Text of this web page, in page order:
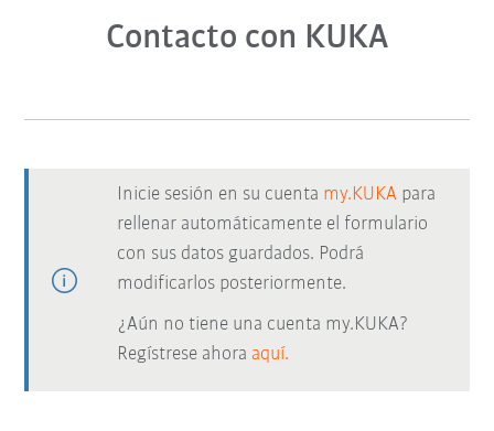
Contacto con KUKA
Inicie sesión en su cuenta my.KUKA para
rellenar automáticamente el formulario
con sus datos guardados. Podrá
modificarlos posteriormente.
¿Aún no tiene una cuenta my.KUKA?
Regístrese ahora aquí.